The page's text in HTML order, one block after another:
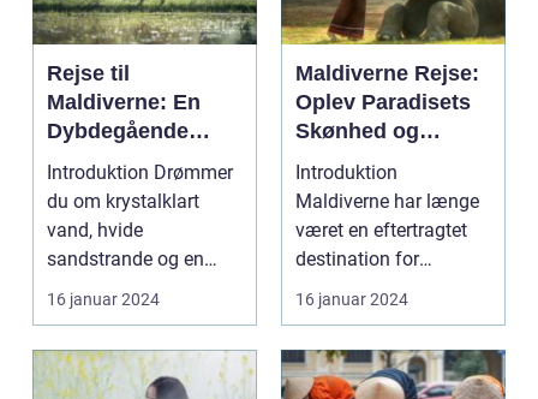
Rejse til
Maldiverne: En
Dybdegående
Oplevelse af
Paradis
Introduktion Drømmer
du om krystalklart
vand, hvide
sandstrande og en
afslappende
atmosfære? Så er e...
16 januar 2024
Maldiverne Rejse:
Oplev Paradisets
Skønhed og
Historie
Introduktion
Maldiverne har længe
været en eftertragtet
destination for
rejsende, der søger en
oase...
16 januar 2024